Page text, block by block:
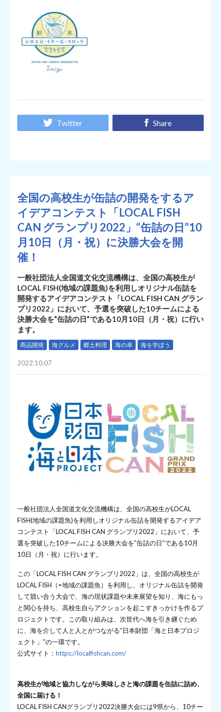
Twitter Share
全国の高校生が缶詰の開発をするア
イデアコンテスト「LOCAL FISH
CAN グランプリ2022」“缶詰の日”10
月10日（月・祝）に決勝大会を開
催！
一般社団法人全国道文化交流機構は、全国の高校生が
LOCAL FISH(地域の課題魚)を利用しオリジナル缶詰を
開発するアイデアコンテスト「LOCAL FISH CAN グラン
プリ2022」において、予選を突破した10チームによる
決勝大会を”缶詰の日”である10月10日（月・祝）に行い
ます。
商品開発 海グルメ 郷土料理 海の幸 海を学ぼう
2022.10.07
一般社団法人全国道文化交流機構は、全国の高校生がLOCAL
FISH(地域の課題魚)を利用しオリジナル缶詰を開発するアイデア
コンテスト「LOCAL FISH CAN グランプリ2022」において、予
選を突破した10チームによる決勝大会を”缶詰の日”である10月
10日（月・祝）に行います。
この「LOCAL FISH CAN グランプリ2022」は、全国の高校生が
LOCAL FISH（=地域の課題魚）を利用し、オリジナル缶詰を開発
して競い合う大会で、海の現状課題や未来展望を知り、海にもっ
と関心を持ち、高校生自らアクションを起こすきっかけを作るプ
ロジェクトです。この取り組みは、次世代へ海を引き継ぐため
に、海を介して人と人とがつながる“日本財団「海と日本プロジ
ェクト」”の一環です。
公式サイト： https://localfishcan.com/
高校生が地域と協力しながら美味しさと海の課題を缶詰に詰め、
全国に届ける！
LOCAL FISH CANグランプリ2022決勝大会には9県から、10チー